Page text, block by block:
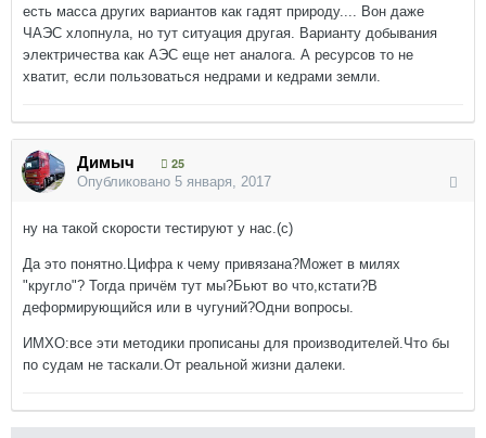
есть масса других вариантов как гадят природу.... Вон даже
ЧАЭС хлопнула, но тут ситуация другая. Варианту добывания
электричества как АЭС еще нет аналога. А ресурсов то не
хватит, если пользоваться недрами и кедрами земли.
Димыч
25
Опубликовано 5 января, 2017
ну на такой скорости тестируют у нас.(с)
Да это понятно.Цифра к чему привязана?Может в милях
"кругло"? Тогда причём тут мы?Бьют во что,кстати?В
деформирующийся или в чугуний?Одни вопросы.
ИМХО:все эти методики прописаны для производителей.Что бы
по судам не таскали.От реальной жизни далеки.